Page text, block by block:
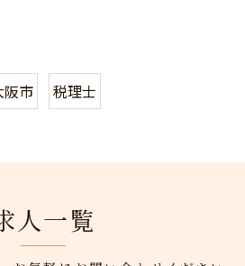
阪市 税理士
人一覧